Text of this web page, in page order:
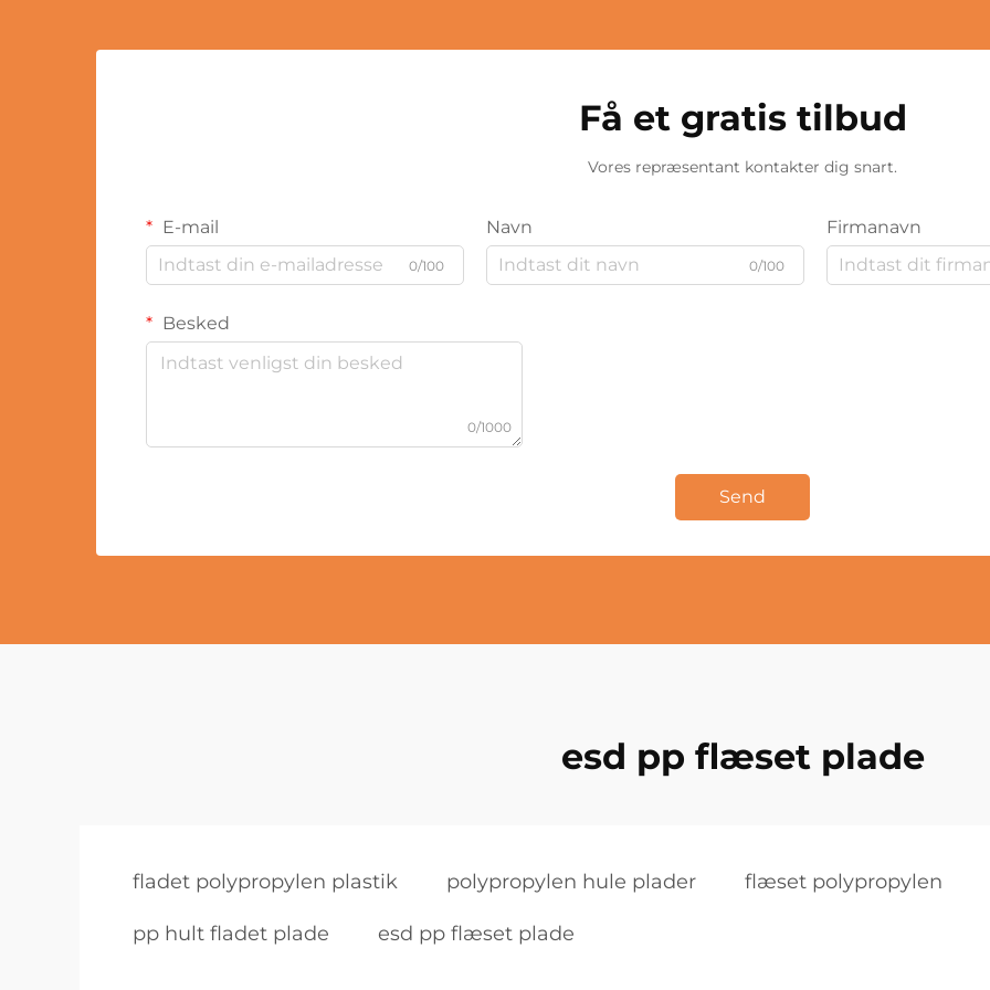
Få et gratis tilbud
Vores repræsentant kontakter dig snart.
E-mail
0/100
Navn
0/100
Firmanavn
Besked
0/1000
Send
esd pp flæset plade
fladet polypropylen plastik polypropylen hule plader flæset polypropylen
pp hult fladet plade esd pp flæset plade